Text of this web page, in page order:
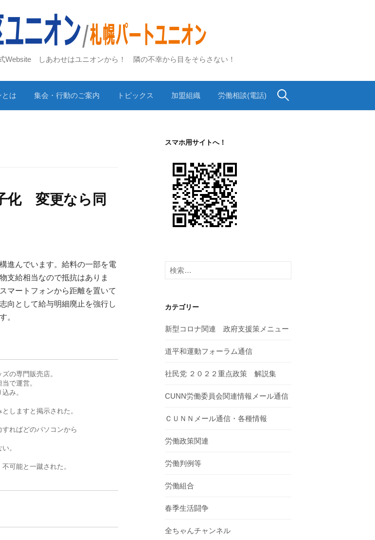
Website しあわせはユニオンから！ 隣の不幸から目をそらさない！
とは 集会・行動のご案内 トピックス 加盟組織 労働相談(電話) 検
化 変更なら同
進んでいます。給料の一部を電
支給相当なので抵抗はありま
マートフォンから距離を置いて
向として給与明細廃止を強行し
。
の専門販売店。
で運営。
み。
しますと掲示された。
ればどのパソコンから
。
可能と一蹴された。
スマホ用サイトへ！
検
索:
カテゴリー
新型コロナ関連 政府支援策メニュー
道平和運動フォーラム通信
社民党 ２０２２重点政策 解説集
CUNN労働委員会関連情報メール通信
ＣＵＮＮメール通信・各種情報
労働政策関連
労働判例等
労働組合
春季生活闘争
全ちゃんチャンネル